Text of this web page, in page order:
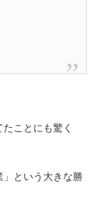
ことにも驚く
という大きな勝